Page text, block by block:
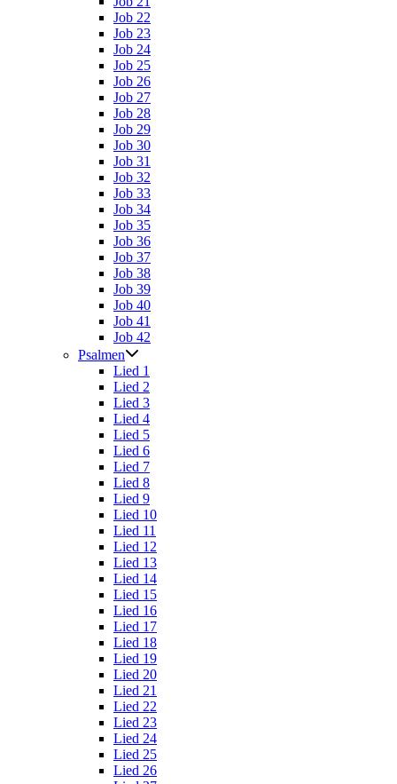
Job 22
Job 23
Job 24
Job 25
Job 26
Job 27
Job 28
Job 29
Job 30
Job 31
Job 32
Job 33
Job 34
Job 35
Job 36
Job 37
Job 38
Job 39
Job 40
Job 41
Job 42
Psalmen
Lied 1
Lied 2
Lied 3
Lied 4
Lied 5
Lied 6
Lied 7
Lied 8
Lied 9
Lied 10
Lied 11
Lied 12
Lied 13
Lied 14
Lied 15
Lied 16
Lied 17
Lied 18
Lied 19
Lied 20
Lied 21
Lied 22
Lied 23
Lied 24
Lied 25
Lied 26